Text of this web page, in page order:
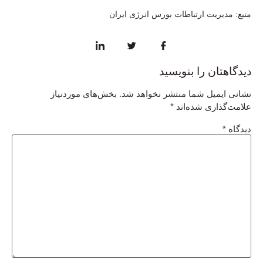
منبع: مدیریت ارتباطات بورس انرژی ایران
دیدگاهتان را بنویسید
نشانی ایمیل شما منتشر نخواهد شد. بخش‌های موردنیاز
علامت‌گذاری شده‌اند *
دیدگاه *